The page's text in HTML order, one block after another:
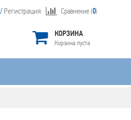
Сравнение (0)
Регистрация
КОРЗИНА
Корзина пуста